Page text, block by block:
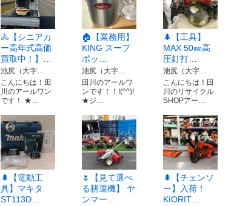
🚴【シニアカ
ー高年式高価
買取中！】…
池尻（大字…
こんにちは！田
川のアールワン
です！ ★…
🏠【業務用】
KING スープ
ポッ…
池尻（大字…
田川のアールワ
ンです！！!(^^)!
★ジ…
🌲【工具】
MAX 50㎜高
圧釘打…
池尻（大字…
こんにちは！田
川のリサイクル
SHOPアー…
🌲【電動工
具】マキタ
ST113D…
🌷【見て選べ
る耕運機】 ヤ
ンマー…
🌲【チェンソ
ー】入荷！
KIORIT…